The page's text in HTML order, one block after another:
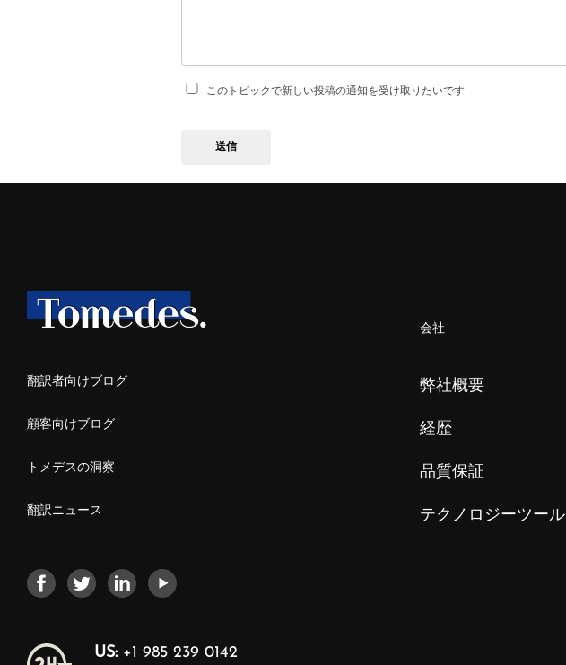
このトピックで新しい投稿の通知を受け取りたいです
送信
翻訳者向けブログ
顧客向けブログ
トメデスの洞察
翻訳ニュース
会社
弊社概要
経歴
品質保証
テクノロジーツール
US:+1 985 239 0142